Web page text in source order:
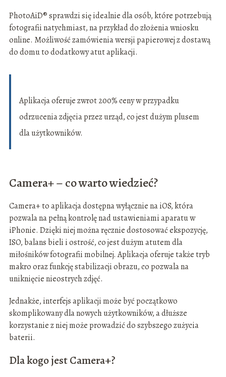
PhotoAiD® sprawdzi się idealnie dla osób, które potrzebują
fotografii natychmiast, na przykład do złożenia wniosku
online. Możliwość zamówienia wersji papierowej z dostawą
do domu to dodatkowy atut aplikacji.
Aplikacja oferuje zwrot 200% ceny w przypadku
odrzucenia zdjęcia przez urząd, co jest dużym plusem
dla użytkowników.
Camera+ – co warto wiedzieć?
Camera+ to aplikacja dostępna wyłącznie na iOS, która
pozwala na pełną kontrolę nad ustawieniami aparatu w
iPhonie. Dzięki niej można ręcznie dostosować ekspozycję,
ISO, balans bieli i ostrość, co jest dużym atutem dla
miłośników fotografii mobilnej. Aplikacja oferuje także tryb
makro oraz funkcję stabilizacji obrazu, co pozwala na
uniknięcie nieostrych zdjęć.
Jednakże, interfejs aplikacji może być początkowo
skomplikowany dla nowych użytkowników, a dłuższe
korzystanie z niej może prowadzić do szybszego zużycia
baterii.
Dla kogo jest Camera+?